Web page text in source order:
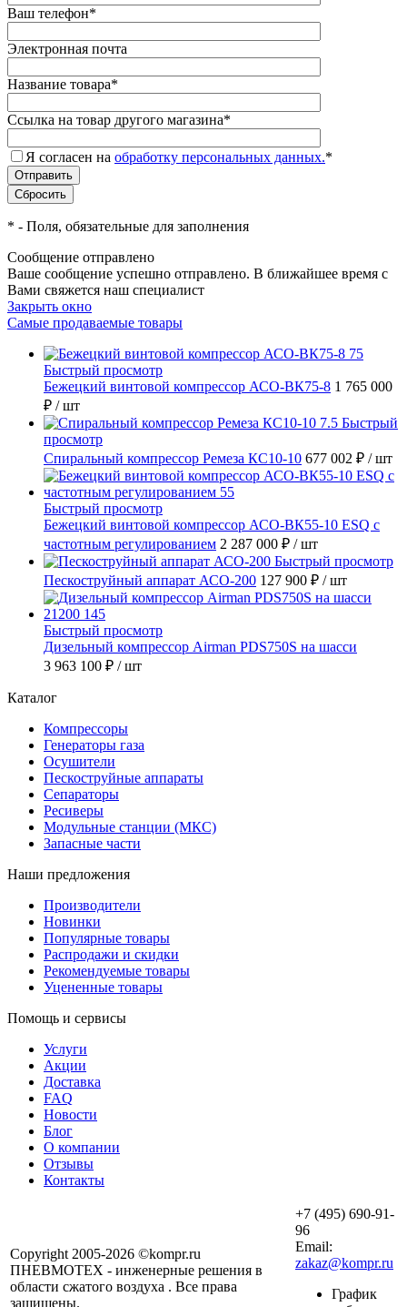
Ваш телефон*
Электронная почта
Название товара*
Ссылка на товар другого магазина*
Я согласен на обработку персональных данных.*
* - Поля, обязательные для заполнения
Сообщение отправлено
Ваше сообщение успешно отправлено. В ближайшее время с
Вами свяжется наш специалист
Закрыть окно
Самые продаваемые товары
Быстрый просмотр
Бежецкий винтовой компрессор АСО-ВК75-8 1 765 000
₽ / шт
Быстрый
просмотр
Спиральный компрессор Ремеза КС10-10 677 002 ₽ / шт
Быстрый просмотр
Бежецкий винтовой компрессор АСО-ВК55-10 ESQ с
частотным регулированием 2 287 000 ₽ / шт
Быстрый просмотр
Пескоструйный аппарат АСО-200 127 900 ₽ / шт
Быстрый просмотр
Дизельный компрессор Airman PDS750S на шасси
3 963 100 ₽ / шт
Каталог
Компрессоры
Генераторы газа
Осушители
Пескоструйные аппараты
Сепараторы
Ресиверы
Модульные станции (МКС)
Запасные части
Наши предложения
Производители
Новинки
Популярные товары
Распродажи и скидки
Рекомендуемые товары
Уцененные товары
Помощь и сервисы
Услуги
Акции
Доставка
FAQ
Новости
Блог
О компании
Отзывы
Контакты
Copyright 2005-2026 ©kompr.ru
ПНЕВМОТЕХ - инженерные решения в
области сжатого воздуха . Все права
защищены.
+7 (495) 690-91-
96
Email:
zakaz@kompr.ru
График